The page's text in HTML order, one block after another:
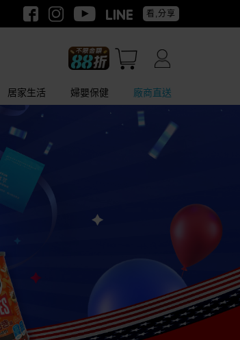
看,分享
居家生活 婦嬰保健 廠商直送